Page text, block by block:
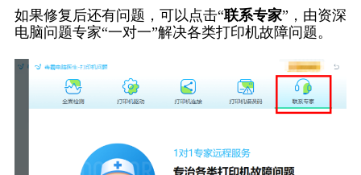
如果修复后还有问题，可以点击“联系专家”，由资深
电脑问题专家“一对一”解决各类打印机故障问题。